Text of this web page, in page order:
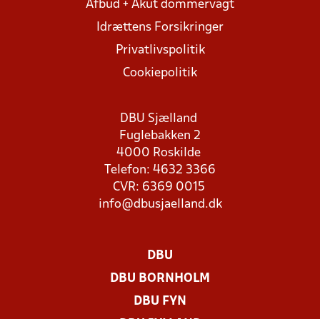
Afbud + Akut dommervagt
Idrættens Forsikringer
Privatlivspolitik
Cookiepolitik
DBU Sjælland
Fuglebakken 2
4000 Roskilde
Telefon: 4632 3366
CVR: 6369 0015
info@dbusjaelland.dk
DBU
DBU BORNHOLM
DBU FYN